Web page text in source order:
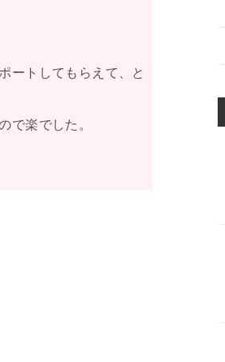
ートしてもらえて、と
で楽でした。